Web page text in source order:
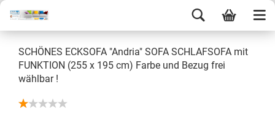
SCHÖNES ECKSOFA "Andria" SOFA SCHLAFSOFA mit
FUNKTION (255 x 195 cm) Farbe und Bezug frei
wählbar !